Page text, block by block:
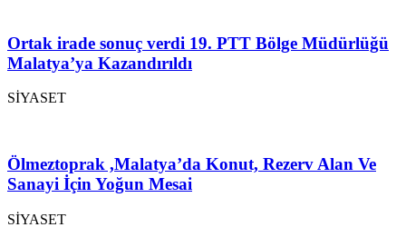
Ortak irade sonuç verdi 19. PTT Bölge Müdürlüğü
Malatya’ya Kazandırıldı
SİYASET
Ölmeztoprak ,Malatya’da Konut, Rezerv Alan Ve
Sanayi İçin Yoğun Mesai
SİYASET